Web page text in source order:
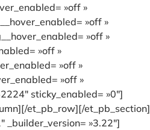
»off »
»off »
»off »
»off »
»off »
»off »
sticky_enabled= »0″]
et_pb_row][/et_pb_section]
_builder_version= »3.22″]